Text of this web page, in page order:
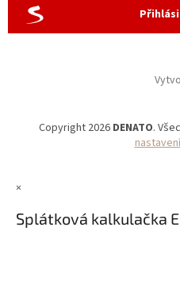
Copyright 2026 DENATO.
×
Splátková kalkulačka